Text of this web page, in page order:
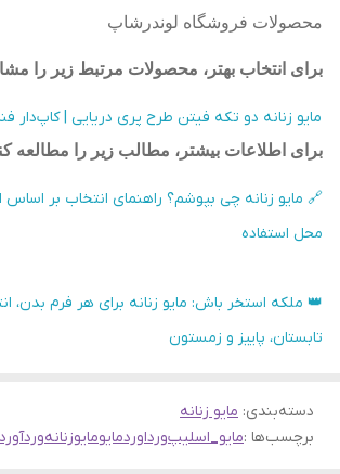
محصولات فروشگاه لوندرشاپ
برای انتخاب بهتر، محصولات مرتبط زیر را
مایو زنانه دو تکه فیتن طرح پری دریایی | کاپ‌دار
برای اطلاعات بیشتر، مطالب زیر را مطالعه
🔗 مایو زنانه چی بپوشم؟ راهنمای انتخاب بر
محل استفاده
👑 ملکه استخر باش: مایو زنانه برای هر فرم بدن،
تابستان، پاییز و زمستون
دسته‌بندی: مایو زنانه
برچسب‌ها :مایو_اسلیپورداوردمایومایوزنانهوردآورد